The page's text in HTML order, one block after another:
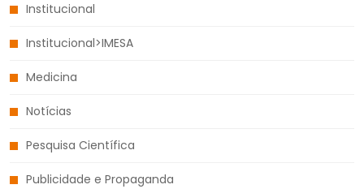
Institucional
Institucional>IMESA
Medicina
Notícias
Pesquisa Científica
Publicidade e Propaganda